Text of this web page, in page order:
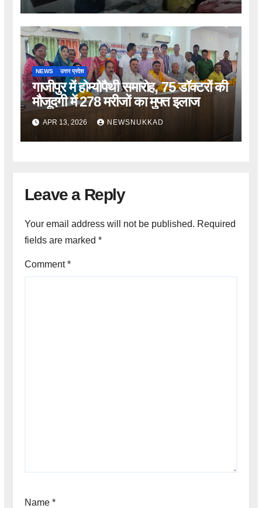
NEWS उत्तर प्रदेश
गाजीपुर में होम्योपैथी समारोह, 75 डॉक्टरों की
मौजूदगी में 278 मरीजों का मुफ्त इलाज
APR 13, 2026 NEWSNUKKAD
Leave a Reply
Your email address will not be published. Required
fields are marked *
Comment*
Name *